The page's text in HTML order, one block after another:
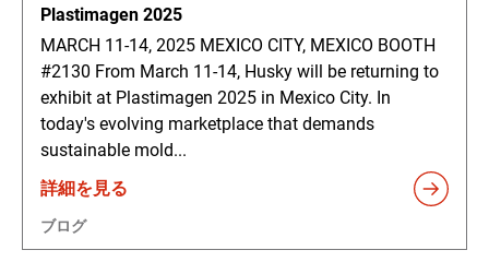
Plastimagen 2025
MARCH 11-14, 2025 MEXICO CITY, MEXICO BOOTH
#2130 From March 11-14, Husky will be returning to
exhibit at Plastimagen 2025 in Mexico City. In
today's evolving marketplace that demands
sustainable mold...
詳細を見る
ブログ